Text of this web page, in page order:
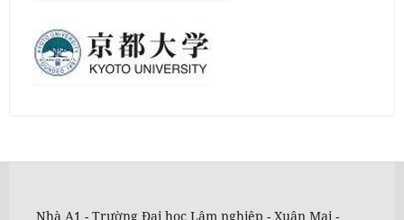
Nhà A1 - Trường Đại học Lâm nghiệp - Xuân Mai -